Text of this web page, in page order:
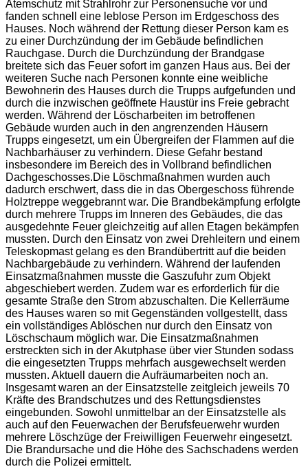
Atemschutz mit Strahlrohr zur Personensuche vor und
fanden schnell eine leblose Person im Erdgeschoss des
Hauses. Noch während der Rettung dieser Person kam es
zu einer Durchzündung der im Gebäude befindlichen
Rauchgase. Durch die Durchzündung der Brandgase
breitete sich das Feuer sofort im ganzen Haus aus. Bei der
weiteren Suche nach Personen konnte eine weibliche
Bewohnerin des Hauses durch die Trupps aufgefunden und
durch die inzwischen geöffnete Haustür ins Freie gebracht
werden. Während der Löscharbeiten im betroffenen
Gebäude wurden auch in den angrenzenden Häusern
Trupps eingesetzt, um ein Übergreifen der Flammen auf die
Nachbarhäuser zu verhindern. Diese Gefahr bestand
insbesondere im Bereich des in Vollbrand befindlichen
Dachgeschosses.Die Löschmaßnahmen wurden auch
dadurch erschwert, dass die in das Obergeschoss führende
Holztreppe weggebrannt war. Die Brandbekämpfung erfolgte
durch mehrere Trupps im Inneren des Gebäudes, die das
ausgedehnte Feuer gleichzeitig auf allen Etagen bekämpfen
mussten. Durch den Einsatz von zwei Drehleitern und einem
Teleskopmast gelang es den Brandübertritt auf die beiden
Nachbargebäude zu verhindern. Während der laufenden
Einsatzmaßnahmen musste die Gaszufuhr zum Objekt
abgeschiebert werden. Zudem war es erforderlich für die
gesamte Straße den Strom abzuschalten. Die Kellerräume
des Hauses waren so mit Gegenständen vollgestellt, dass
ein vollständiges Ablöschen nur durch den Einsatz von
Löschschaum möglich war. Die Einsatzmaßnahmen
erstreckten sich in der Akutphase über vier Stunden sodass
die eingesetzten Trupps mehrfach ausgewechselt werden
mussten. Aktuell dauern die Aufräumarbeiten noch an.
Insgesamt waren an der Einsatzstelle zeitgleich jeweils 70
Kräfte des Brandschutzes und des Rettungsdienstes
eingebunden. Sowohl unmittelbar an der Einsatzstelle als
auch auf den Feuerwachen der Berufsfeuerwehr wurden
mehrere Löschzüge der Freiwilligen Feuerwehr eingesetzt.
Die Brandursache und die Höhe des Sachschadens werden
durch die Polizei ermittelt.